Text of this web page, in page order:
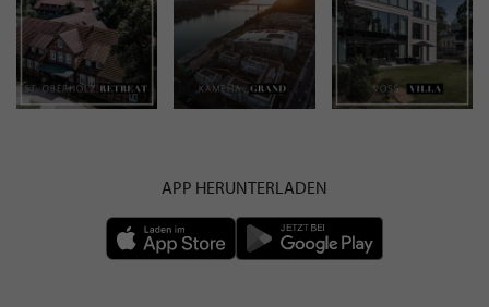
APP HERUNTERLADEN